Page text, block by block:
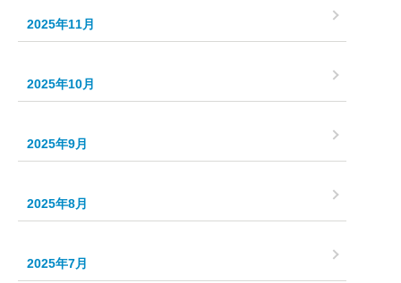
2025年11月
2025年10月
2025年9月
2025年8月
2025年7月